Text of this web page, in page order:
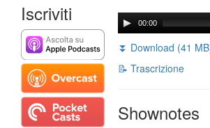
Iscriviti 00:00
⏬ Download (41
📝 Trascrizione
Shownotes